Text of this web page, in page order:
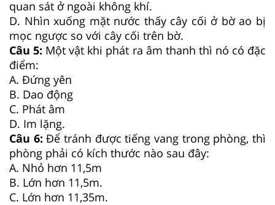
quan sát ở ngoài không khí.
D. Nhìn xuống mặt nước thấy cây cối ở bờ ao bị
mọc ngược so với cây cối trên bờ.
Câu 5: Một vật khi phát ra âm thanh thì nó có đặc
điểm:
A. Đứng yên
B. Dao động
C. Phát âm
D. Im lặng.
Câu 6: Để tránh được tiếng vang trong phòng, thì
phòng phải có kích thước nào sau đây:
A. Nhỏ hơn 11,5m
B. Lớn hơn 11,5m.
C. Lớn hơn 11,35m.